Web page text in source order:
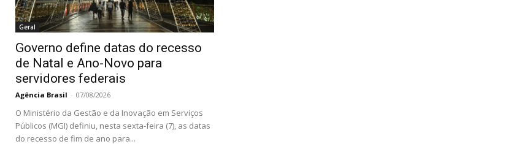
Geral
Governo define datas do recesso
de Natal e Ano-Novo para
servidores federais
Agência Brasil - 07/08/2026
O Ministério da Gestão e da Inovação em Serviços
Públicos (MGI) definiu, nesta sexta-feira (7), as datas
do recesso de fim de ano para...